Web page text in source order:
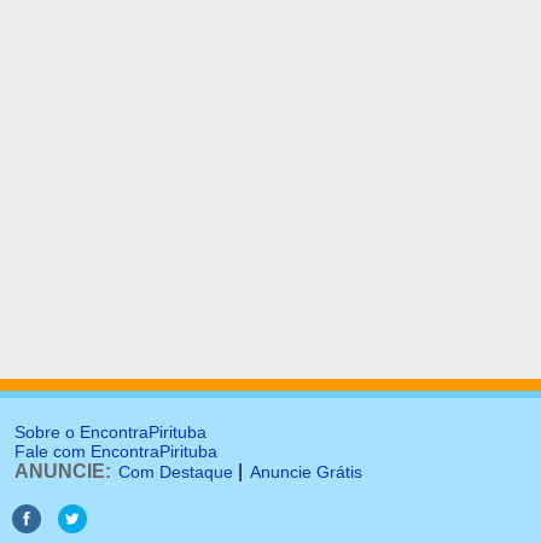
Sobre o EncontraPirituba
Fale com EncontraPirituba
ANUNCIE: Com Destaque Anuncie Grátis